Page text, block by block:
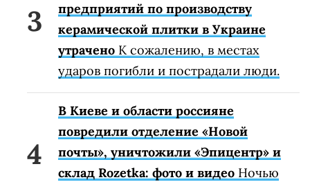
предприятий по производству
керамической плитки в Украине
утрачено К сожалению, в местах
ударов погибли и пострадали люди.
В Киеве и области россияне
повредили отделение «Новой
почты», уничтожили «Эпицентр» и
склад Rozetka: фото и видео Ночью